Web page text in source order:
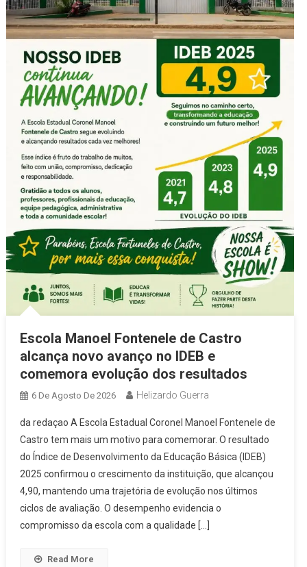
Escola Manoel Fontenele de Castro
alcança novo avanço no IDEB e
comemora evolução dos resultados
6 De Agosto De 2026 Helizardo Guerra
da redaçao A Escola Estadual Coronel Manoel Fontenele de
Castro tem mais um motivo para comemorar. O resultado
do Índice de Desenvolvimento da Educação Básica (IDEB)
2025 confirmou o crescimento da instituição, que alcançou
4,90, mantendo uma trajetória de evolução nos últimos
ciclos de avaliação. O desempenho evidencia o
compromisso da escola com a qualidade […]
Read More